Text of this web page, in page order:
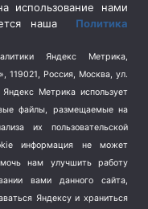
использование нами
наша Политика
Яндекс Метрика,
Россия, Москва, ул.
Метрика использует
файлы, размещаемые на
их пользовательской
информация не может
нам улучшить работу
вами данного сайта,
Яндексу и храниться